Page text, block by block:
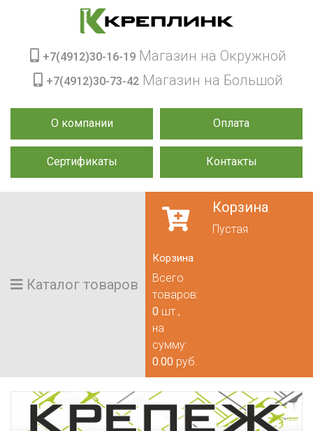
О компании Оплата
Сертификаты Контакты
+7(4912)30-16-19 Магазин на Окружной
+7(4912)30-73-42 Магазин на Большой
Каталог товаров
Корзина
Пустая
Корзина
Всего
товаров:
0 шт.,
на
сумму:
0.00 руб.